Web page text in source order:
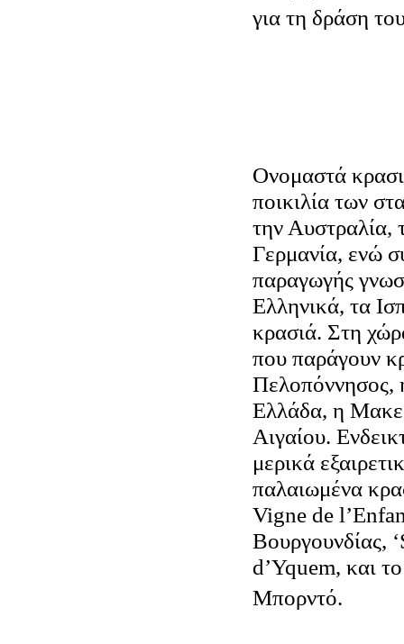
για τη δράση
Ονομαστά
ποικιλία των
την Αυστραλία,
Γερμανία, ενώ
παραγωγής
Ελληνικά, τα
κρασιά. Στη
που παράγουν
Πελοπόννησος,
Ελλάδα, η
Αιγαίου.
μερικά
παλαιωμένα
Vigne de
Βουργουνδίας,
d’Yquem, και
Μπορντό.